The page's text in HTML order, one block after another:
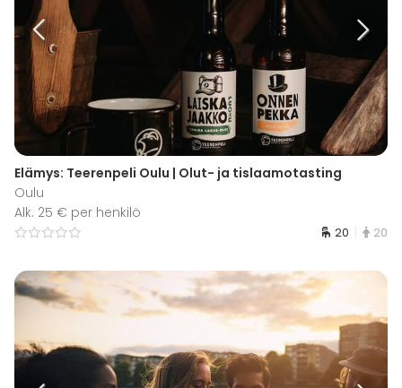
Elämys: Teerenpeli Oulu | Olut- ja tislaamotasting
Oulu
Alk. 25 € per henkilö
20 20